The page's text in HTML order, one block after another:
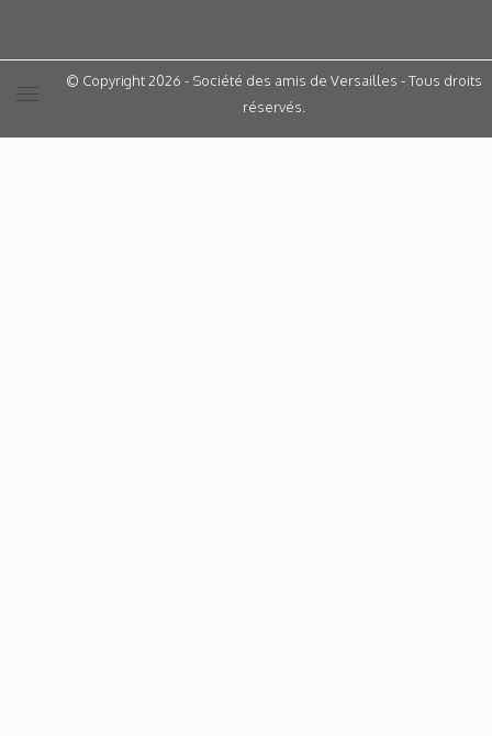
© Copyright 2026 - Société des amis de Versailles - Tous droits
réservés.